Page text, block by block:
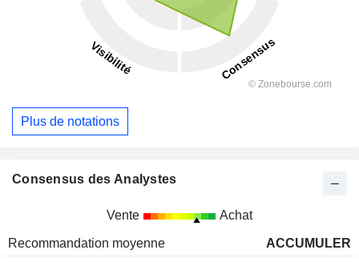
Plus de notations
Consensus des Analystes
Vente Achat
Recommandation moyenne
ACCUMULER